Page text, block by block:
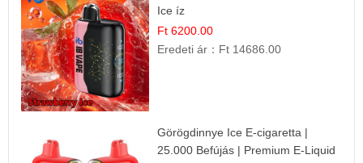
Ice íz
Ft 6200.00
Eredeti ár： Ft 14686.00
Görögdinnye Ice E-cigaretta |
25.000 Befújás | Premium E-Liquid